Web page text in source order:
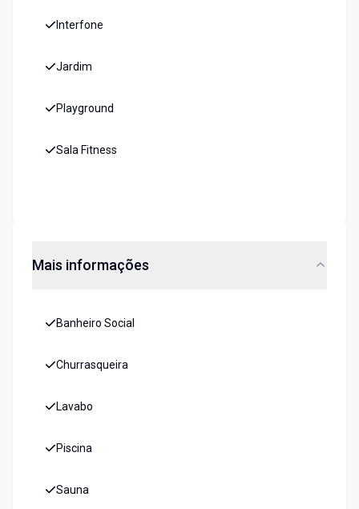
Interfone
Jardim
Playground
Sala Fitness
Mais informações
Banheiro Social
Churrasqueira
Lavabo
Piscina
Sauna